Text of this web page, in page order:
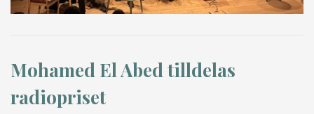
Mohamed El Abed tilldelas
radiopriset